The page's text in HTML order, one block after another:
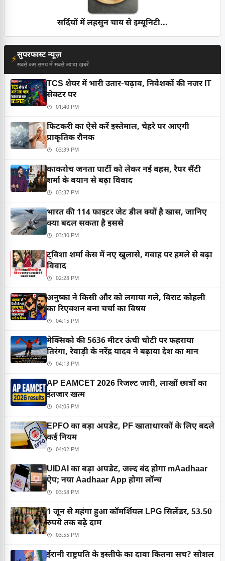
सर्दियों में लहसुन चाय से इम्यूनिटी...
⚡सुपरफास्ट न्यूज़
सबसे कम समय में सबसे ज्यादा खबरें
TCS शेयर में भारी उतार-चढ़ाव, निवेशकों की नजर IT
सेक्टर पर
01:40 PM
फिटकरी का ऐसे करें इस्तेमाल, चेहरे पर आएगी
प्राकृतिक रौनक
03:39 PM
काकरोच जनता पार्टी को लेकर नई बहस, रैपर सैंटी
शर्मा के बयान से बढ़ा विवाद
03:37 PM
भारत की 114 फाइटर जेट डील क्यों है खास, जानिए
क्या बदल सकता है इससे
03:30 PM
ट्विशा शर्मा केस में नए खुलासे, गवाह पर हमले से बढ़ा
विवाद
02:28 PM
अनुष्का ने किसी और को लगाया गले, विराट कोहली
का रिएक्शन बना चर्चा का विषय
04:15 PM
मेक्सिको की 5636 मीटर ऊंची चोटी पर फहराया
तिरंगा, रेवाड़ी के नरेंद्र यादव ने बढ़ाया देश का मान
04:13 PM
AP EAMCET 2026 रिजल्ट जारी, लाखों छात्रों का
इंतजार खत्म
04:05 PM
EPFO का बड़ा अपडेट, PF खाताधारकों के लिए बदले
कई नियम
04:02 PM
UIDAI का बड़ा अपडेट, जल्द बंद होगा mAadhaar
ऐप; नया Aadhaar App होगा लॉन्च
03:58 PM
1 जून से महंगा हुआ कॉमर्शियल LPG सिलेंडर, 53.50
रुपये तक बढ़े दाम
03:55 PM
ईरानी राष्ट्रपति के इस्तीफे का दावा कितना सच? सोशल